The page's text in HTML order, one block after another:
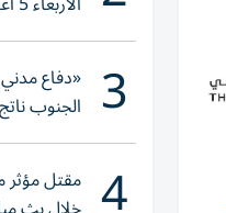
تحديث لعيار
3 «دفاع
الجنوب
ولا إصابات
مقتل